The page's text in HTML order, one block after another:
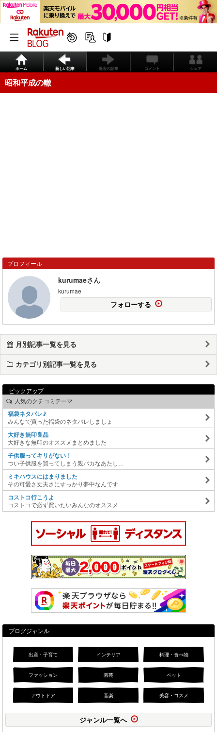
ホーム 新しい記事 過去の記事 コメント シェア
昭和平成の轍
プロフィール
kurumaeさん
kurumae
フォローする
月別記事一覧を見る
カテゴリ別記事一覧を見る
ピックアップ
人気のクチコミテーマ
福袋ネタバレ♪
みんなで買った福袋のネタバレしましょ
大好き無印良品
大好きな無印のオススメまとめました
子供服ってキリがない！
つい子供服を買ってしまう親バカなあたし…
ミキハウスにはまりました
その可愛さ丈夫さにすっかり夢中なんです
コストコ行こうよ
コストコで必ず買いたいみんなのオススメ
ブログジャンル
出産・子育て インテリア 料理・食べ物
ファッション 園芸 ペット
アウトドア 音楽 美容・コスメ
ジャンル一覧へ